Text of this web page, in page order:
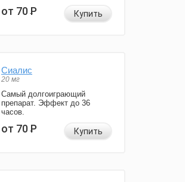
от 70Р Купить
Сиалис
20 мг
Самый долгоиграющий
препарат. Эффект до 36
часов.
от 70Р Купить